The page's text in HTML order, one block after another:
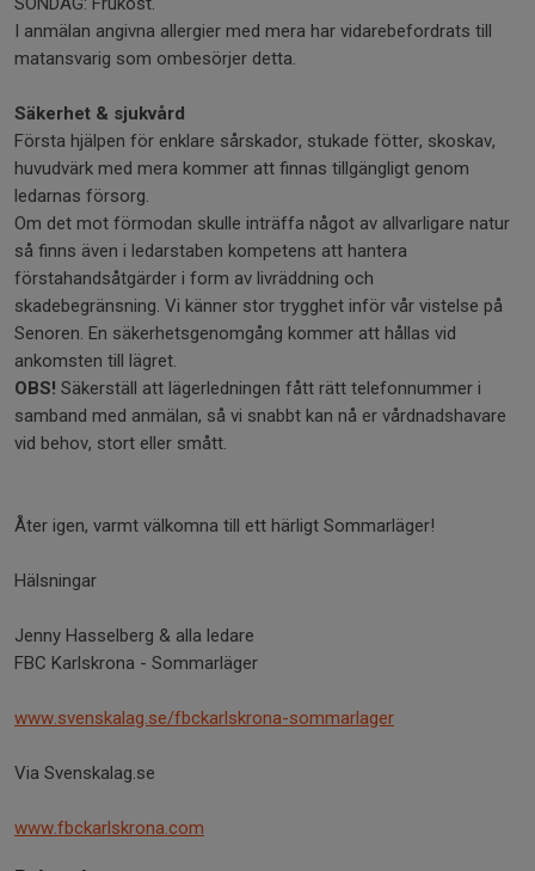
I anmälan angivna allergier med mera har vidarebefordrats till
matansvarig som ombesörjer detta.
Säkerhet & sjukvård
Första hjälpen för enklare sårskador, stukade fötter, skoskav,
huvudvärk med mera kommer att finnas tillgängligt genom
ledarnas försorg.
Om det mot förmodan skulle inträffa något av allvarligare natur
så finns även i ledarstaben kompetens att hantera
förstahandsåtgärder i form av livräddning och
skadebegränsning. Vi känner stor trygghet inför vår vistelse på
Senoren. En säkerhetsgenomgång kommer att hållas vid
ankomsten till lägret.
OBS! Säkerställ att lägerledningen fått rätt telefonnummer i
samband med anmälan, så vi snabbt kan nå er vårdnadshavare
vid behov, stort eller smått.
Åter igen, varmt välkomna till ett härligt Sommarläger!
Hälsningar
Jenny Hasselberg & alla ledare
FBC Karlskrona - Sommarläger
www.svenskalag.se/fbckarlskrona-sommarlager
Via Svenskalag.se
www.fbckarlskrona.com